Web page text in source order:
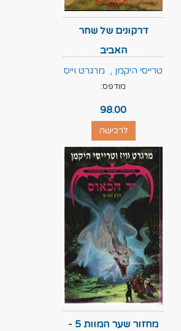
דרקונים של שחר
האביב
טרייסי היקמן , מרגרט וייס
מודפס:
98.00
לרכישה
מחזור שער המוות 5 -